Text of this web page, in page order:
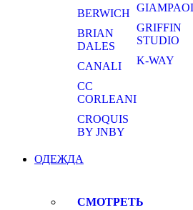
BERWICH
BRIAN
DALES
CANALI
CC
CORLEANI
CROQUIS
BY JNBY
GRIFFIN
STUDIO
K-WAY
ОДЕЖДА
СМОТРЕТЬ